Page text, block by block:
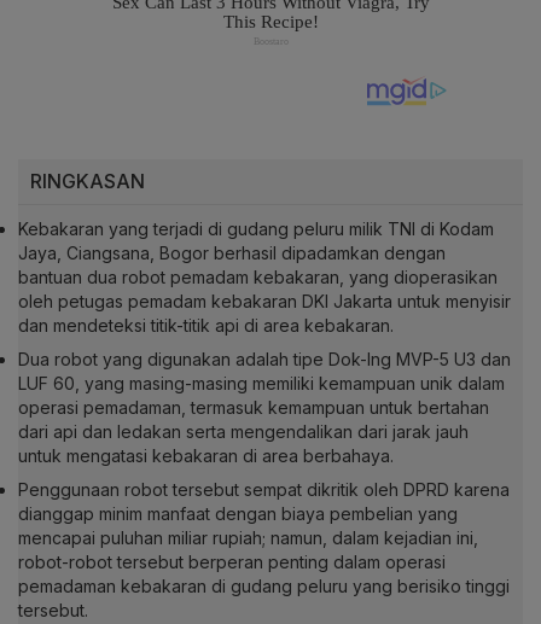
RINGKASAN
Kebakaran yang terjadi di gudang peluru milik TNI di Kodam
Jaya, Ciangsana, Bogor berhasil dipadamkan dengan
bantuan dua robot pemadam kebakaran, yang dioperasikan
oleh petugas pemadam kebakaran DKI Jakarta untuk menyisir
dan mendeteksi titik-titik api di area kebakaran.
Dua robot yang digunakan adalah tipe Dok-Ing MVP-5 U3 dan
LUF 60, yang masing-masing memiliki kemampuan unik dalam
operasi pemadaman, termasuk kemampuan untuk bertahan
dari api dan ledakan serta mengendalikan dari jarak jauh
untuk mengatasi kebakaran di area berbahaya.
Penggunaan robot tersebut sempat dikritik oleh DPRD karena
dianggap minim manfaat dengan biaya pembelian yang
mencapai puluhan miliar rupiah; namun, dalam kejadian ini,
robot-robot tersebut berperan penting dalam operasi
pemadaman kebakaran di gudang peluru yang berisiko tinggi
tersebut.